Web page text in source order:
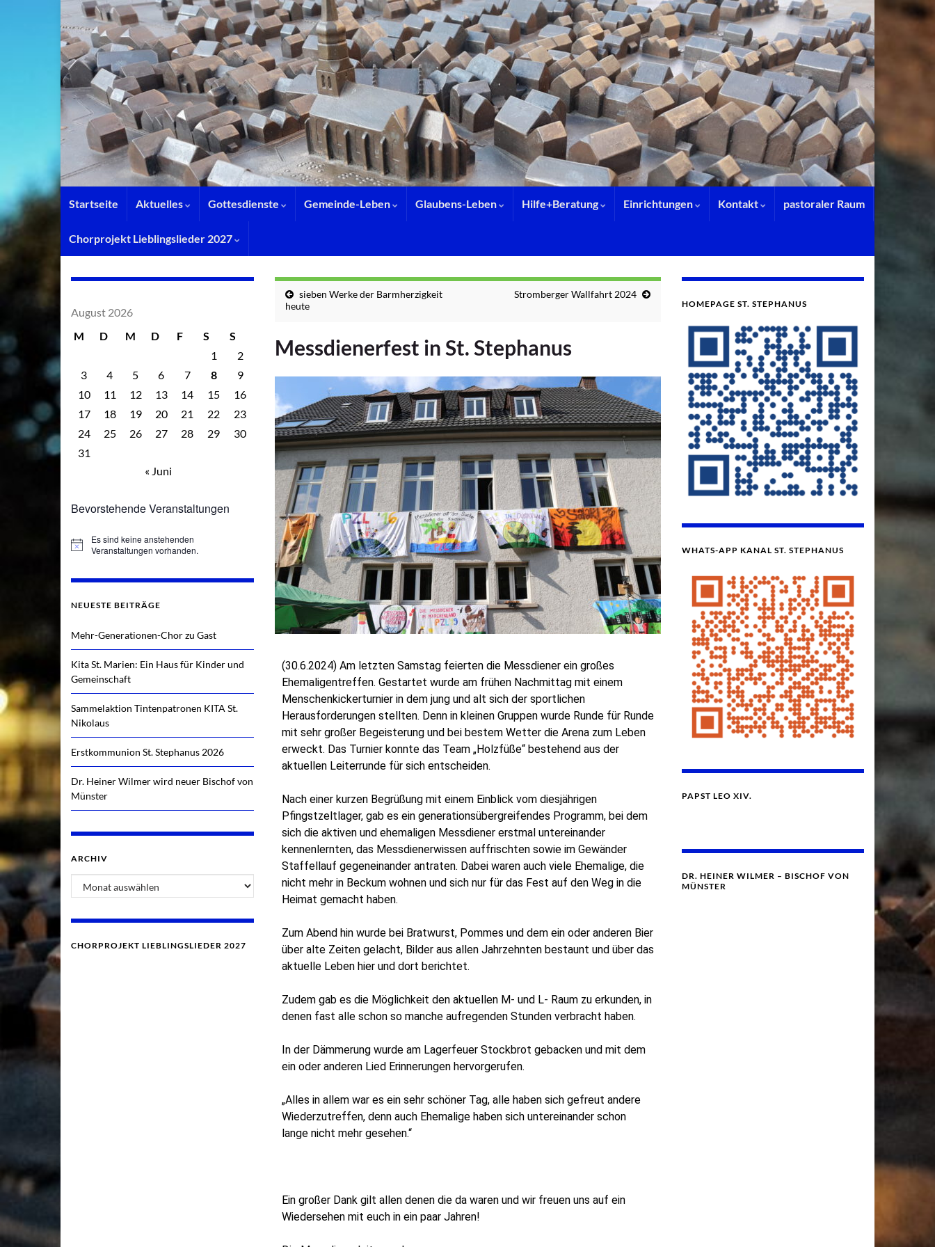
Startseite Aktuelles Gottesdienste Gemeinde-Leben Glaubens-Leben Hilfe+Beratung Einrichtungen Kontakt pastoraler Raum
Chorprojekt Lieblingslieder 2027
sieben Werke der Barmherzigkeit
heute
Stromberger Wallfahrt 2024
Messdienerfest in St. Stephanus
(30.6.2024) Am letzten Samstag feierten die Messdiener ein großes
Ehemaligentreffen. Gestartet wurde am frühen Nachmittag mit einem
Menschenkickerturnier in dem jung und alt sich der sportlichen
Herausforderungen stellten. Denn in kleinen Gruppen wurde Runde für Runde
mit sehr großer Begeisterung und bei bestem Wetter die Arena zum Leben
erweckt. Das Turnier konnte das Team „Holzfüße“ bestehend aus der
aktuellen Leiterrunde für sich entscheiden.
Nach einer kurzen Begrüßung mit einem Einblick vom diesjährigen
Pfingstzeltlager, gab es ein generationsübergreifendes Programm, bei dem
sich die aktiven und ehemaligen Messdiener erstmal untereinander
kennenlernten, das Messdienerwissen auffrischten sowie im Gewänder
Staffellauf gegeneinander antraten. Dabei waren auch viele Ehemalige, die
nicht mehr in Beckum wohnen und sich nur für das Fest auf den Weg in die
Heimat gemacht haben.
Zum Abend hin wurde bei Bratwurst, Pommes und dem ein oder anderen Bier
über alte Zeiten gelacht, Bilder aus allen Jahrzehnten bestaunt und über das
aktuelle Leben hier und dort berichtet.
Zudem gab es die Möglichkeit den aktuellen M- und L- Raum zu erkunden, in
denen fast alle schon so manche aufregenden Stunden verbracht haben.
In der Dämmerung wurde am Lagerfeuer Stockbrot gebacken und mit dem
ein oder anderen Lied Erinnerungen hervorgerufen.
„Alles in allem war es ein sehr schöner Tag, alle haben sich gefreut andere
Wiederzutreffen, denn auch Ehemalige haben sich untereinander schon
lange nicht mehr gesehen.“
Ein großer Dank gilt allen denen die da waren und wir freuen uns auf ein
Wiedersehen mit euch in ein paar Jahren!
August 2026
M
D M D F S
S
1
2
3
4 5 6 7 8
9
10
11 12 13 14 15
16
17
18 19 20 21 22
23
24
25 26 27 28 29
30
31
« Juni
Bevorstehende Veranstaltungen
Hinweis
Es sind keine anstehenden
Veranstaltungen vorhanden.
NEUESTE BEITRÄGE
Mehr-Generationen-Chor zu Gast
Kita St. Marien: Ein Haus für Kinder und
Gemeinschaft
Sammelaktion Tintenpatronen KITA St.
Nikolaus
Erstkommunion St. Stephanus 2026
Dr. Heiner Wilmer wird neuer Bischof von
Münster
ARCHIV
CHORPROJEKT LIEBLINGSLIEDER 2027
HOMEPAGE ST. STEPHANUS
WHATS-APP KANAL ST. STEPHANUS
PAPST LEO XIV.
DR. HEINER WILMER – BISCHOF VON
MÜNSTER